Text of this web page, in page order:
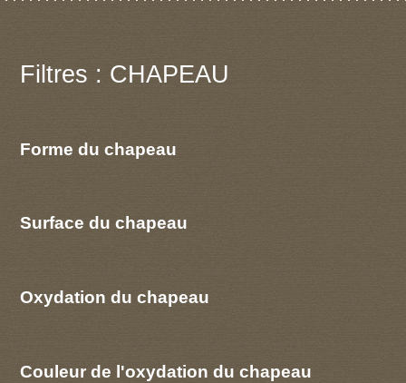
Filtres : CHAPEAU
Forme du chapeau
Surface du chapeau
Oxydation du chapeau
Couleur de l'oxydation du chapeau